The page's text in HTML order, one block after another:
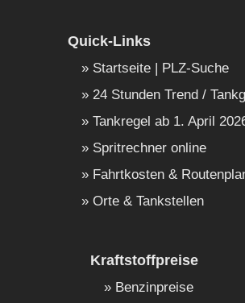
Quick-Links
Startseite | PLZ-Suche
24 Stunden Trend /
Tankregel ab 1. April
Spritrechner online
Fahrtkosten &
Orte & Tankstellen
Kraftstoffpreise
Benzinpreise